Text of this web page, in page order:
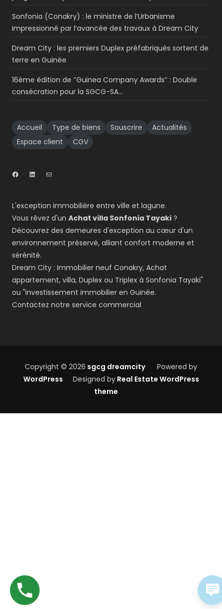
Sonfonia (Conakry) : le ministre de l’Urbanisme
impressionné par l’avancée des travaux à Dream City
Dream City : les premiers Duplex préfabriqués sortent de
terre en Guinée
16ème édition de ‘’Guinea Company Awards’’ : Double
consécration pour la SGCG-SA…
Accueil Type de biens Souscrire
Actualités
Espace client
CGV
L'exception immobilière entre ville et lagune.
Vous rêvez d'un Achat villa Sonfonia Tayaki ?
Découvrez des demeures d'exception au cœur d'un
environnement préservé, alliant confort moderne et
sérénité.
Dream City : Immobilier neuf Conakry, Achat
appartement, villa, Duplex ou Triplex à Sonfonia Tayaki"
ou "Investissement immobilier en Guinée.
Contactez notre service commercial
Copyright © 2026 sgcg dreamcity
Powered by
WordPress
Designed byReal Estate WordPress
theme